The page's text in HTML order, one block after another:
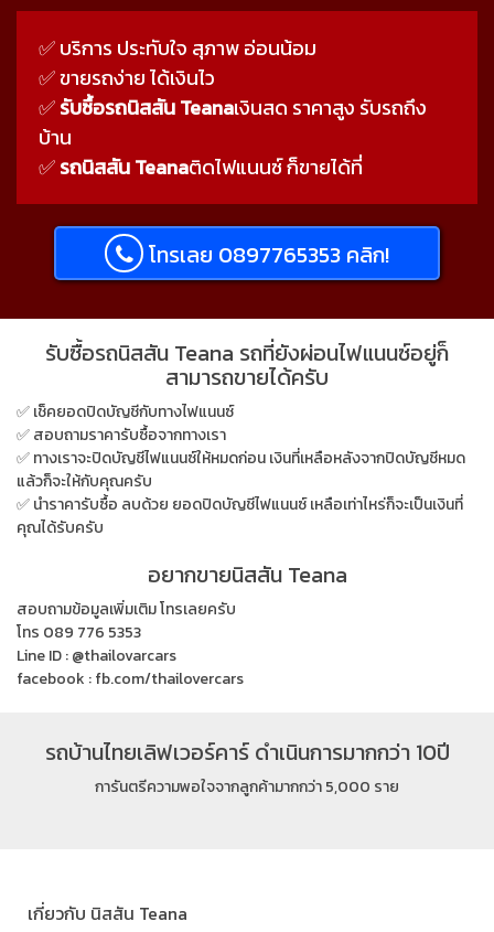
✅ บริการ ประทับใจ สุภาพ อ่อนน้อม
✅ ขายรถง่าย ได้เงินไว
✅รับซื้อรถนิสสัน Teanaเงินสด ราคาสูง รับรถถึง
บ้าน
✅รถนิสสัน Teanaติดไฟแนนซ์ ก็ขายได้ที่
โทรเลย 0897765353 คลิก!
รับซื้อรถนิสสัน Teana รถที่ยังผ่อนไฟแนนซ์อยู่ก็
สามารถขายได้ครับ
✅ เช็คยอดปิดบัญชีกับทางไฟแนนซ์
✅ สอบถามราคารับซื้อจากทางเรา
✅ ทางเราจะปิดบัญชีไฟแนนซ์ให้หมดก่อน เงินที่เหลือหลังจากปิดบัญชีหมด
แล้วก็จะให้กับคุณครับ
✅ นำราคารับซื้อ ลบด้วย ยอดปิดบัญชีไฟแนนซ์ เหลือเท่าไหร่ก็จะเป็นเงินที่
คุณได้รับครับ
อยากขายนิสสัน Teana
สอบถามข้อมูลเพิ่มเติม โทรเลยครับ
โทร 089 776 5353
Line ID : @thailovarcars
facebook : fb.com/thailovercars
รถบ้านไทยเลิฟเวอร์คาร์ ดำเนินการมากกว่า 10ปี
การันตรีความพอใจจากลูกค้ามากกว่า 5,000 ราย
เกี่ยวกับ นิสสัน Teana